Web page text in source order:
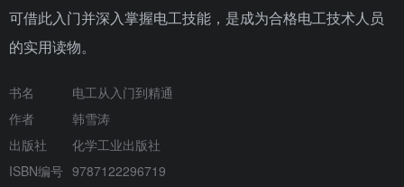
可借此入门并深入掌握电工技能，是成为合格电工技术人员
的实用读物。
书名
电工从入门到精通
作者
韩雪涛
出版社
化学工业出版社
ISBN编号 9787122296719